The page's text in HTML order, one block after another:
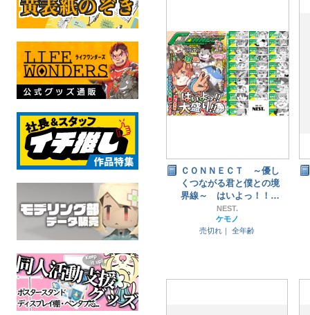
ＣＯＮＮＥＣＴ ～優し
くつながる君と僕との境
界線～ はいよっ！！
NEST.
ケモノ
売切れ｜
全年齢